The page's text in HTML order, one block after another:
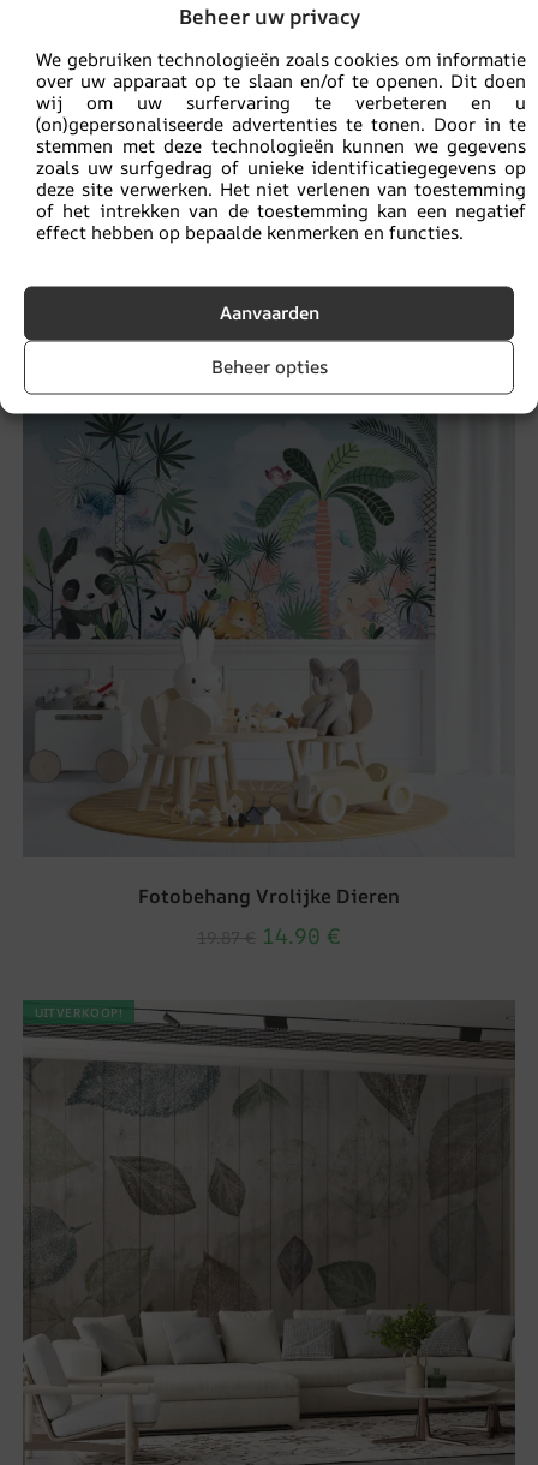
Beheer uw privacy
We gebruiken technologieën zoals cookies om informatie
over uw apparaat op te slaan en/of te openen. Dit doen
wij om uw surfervaring te verbeteren en u
(on)gepersonaliseerde advertenties te tonen. Door in te
stemmen met deze technologieën kunnen we gegevens
zoals uw surfgedrag of unieke identificatiegegevens op
deze site verwerken. Het niet verlenen van toestemming
of het intrekken van de toestemming kan een negatief
effect hebben op bepaalde kenmerken en functies.
Aanvaarden
Beheer opties
19.87 14.90
Fotobehang Vrolijke Dieren
14.90 €
UITVERKOOP!